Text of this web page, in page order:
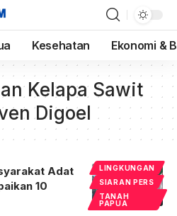
Kesehatan Ekonomi &
Kelapa Sawit
Digoel
LINGKUNGAN
SIARAN PERS
TANAH
PAPUA
Adat
10